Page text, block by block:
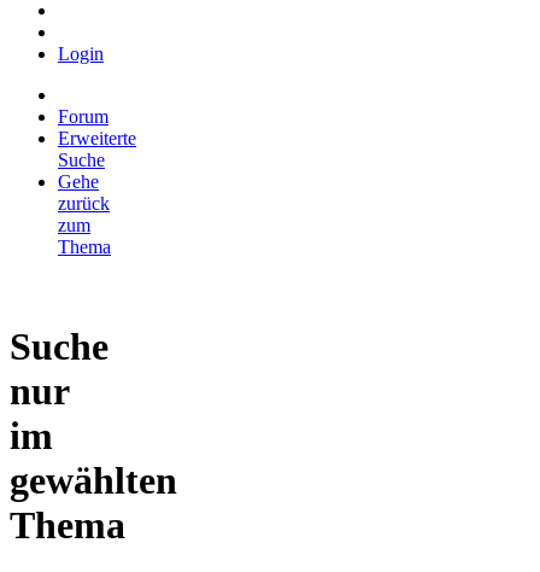
Login
Forum
Erweiterte
Suche
Gehe
zurück
zum
Thema
Suche
nur
im
gewählten
Thema